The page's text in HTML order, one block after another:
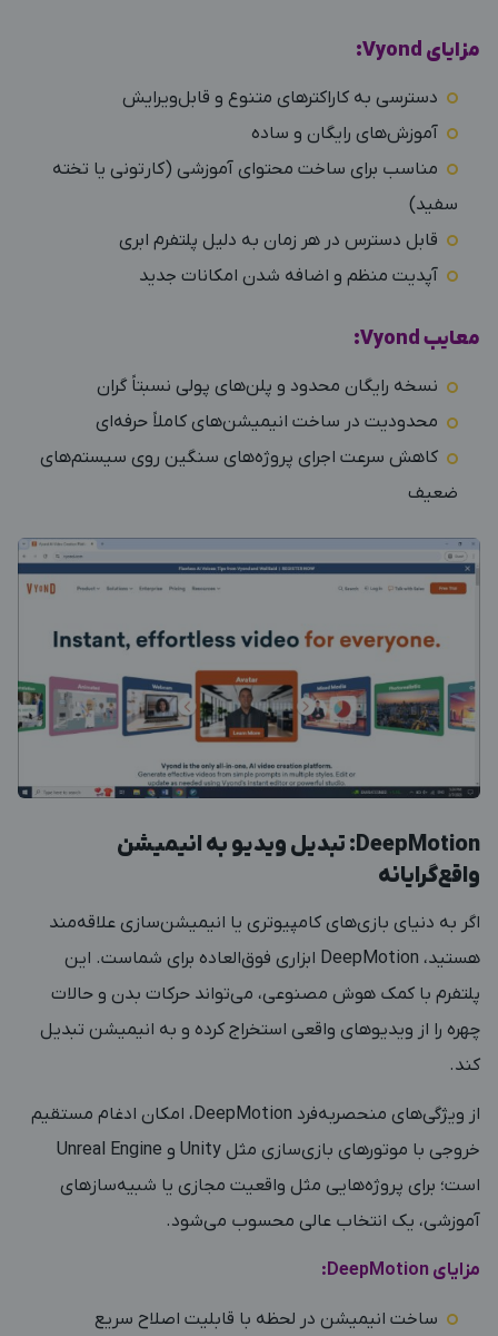
مزایای Vyond:
دسترسی به کاراکترهای متنوع و قابل‌ویرایش
آموزش‌های رایگان و ساده
مناسب برای ساخت محتوای آموزشی (کارتونی یا تخته
سفید)
قابل دسترس در هر زمان به دلیل پلتفرم ابری
آپدیت منظم و اضافه شدن امکانات جدید
معایب Vyond:
نسخه رایگان محدود و پلن‌های پولی نسبتاً گران
محدودیت در ساخت انیمیشن‌های کاملاً حرفه‌ای
کاهش سرعت اجرای پروژه‌های سنگین روی سیستم‌های
ضعیف
DeepMotion: تبدیل ویدیو به انیمیشن
واقع‌گرایانه
اگر به دنیای بازی‌های کامپیوتری یا انیمیشن‌سازی علاقه‌مند
هستید، DeepMotion ابزاری فوق‌العاده برای شماست. این
پلتفرم با کمک هوش مصنوعی، می‌تواند حرکات بدن و حالات
چهره را از ویدیوهای واقعی استخراج کرده و به انیمیشن تبدیل
کند.
از ویژگی‌های منحصربه‌فرد DeepMotion، امکان ادغام مستقیم
خروجی با موتورهای بازی‌سازی مثل Unity و Unreal Engine
است؛ برای پروژه‌هایی مثل واقعیت مجازی یا شبیه‌سازهای
آموزشی، یک انتخاب عالی محسوب می‌شود.
مزایای DeepMotion:
ساخت انیمیشن در لحظه با قابلیت اصلاح سریع